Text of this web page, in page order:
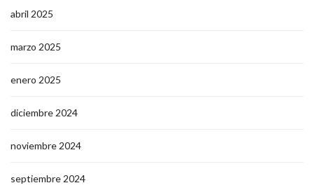
abril 2025
marzo 2025
enero 2025
diciembre 2024
noviembre 2024
septiembre 2024